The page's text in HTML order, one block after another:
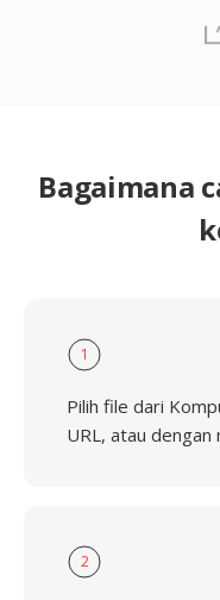
Bagaimana
1
Pilih file dari
URL, atau dengan
2